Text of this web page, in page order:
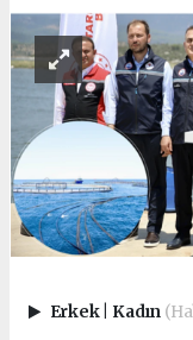
Erkek Kadın